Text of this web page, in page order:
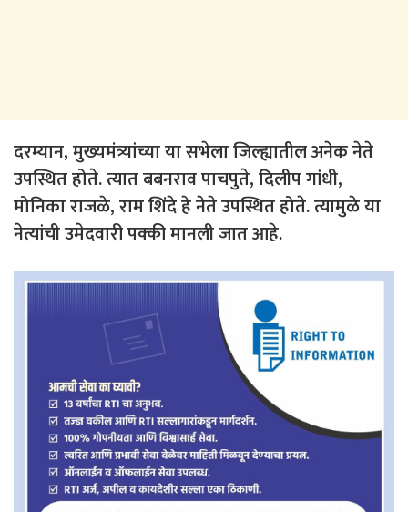
दरम्यान, मुख्यमंत्र्यांच्या या सभेला जिल्ह्यातील अनेक नेते
उपस्थित होते. त्यात बबनराव पाचपुते, दिलीप गांधी,
मोनिका राजळे, राम शिंदे हे नेते उपस्थित होते. त्यामुळे या
नेत्यांची उमेदवारी पक्की मानली जात आहे.